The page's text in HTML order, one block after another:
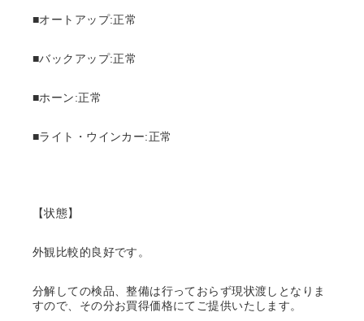
■オートアップ:正常
■バックアップ:正常
■ホーン:正常
■ライト・ウインカー:正常
【状態】
外観比較的良好です。
分解しての検品、整備は行っておらず現状渡しとなりま
すので、その分お買得価格にてご提供いたします。